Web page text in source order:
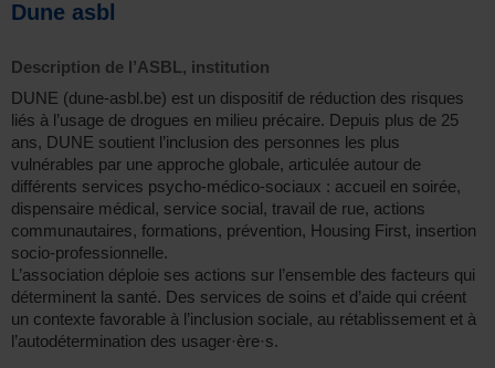
Dune asbl
Description de l’ASBL, institution
DUNE (dune-asbl.be) est un dispositif de réduction des risques
liés à l’usage de drogues en milieu précaire. Depuis plus de 25
ans, DUNE soutient l’inclusion des personnes les plus
vulnérables par une approche globale, articulée autour de
différents services psycho-médico-sociaux : accueil en soirée,
dispensaire médical, service social, travail de rue, actions
communautaires, formations, prévention, Housing First, insertion
socio-professionnelle.
L’association déploie ses actions sur l’ensemble des facteurs qui
déterminent la santé. Des services de soins et d’aide qui créent
un contexte favorable à l’inclusion sociale, au rétablissement et à
l’autodétermination des usager·ère·s.